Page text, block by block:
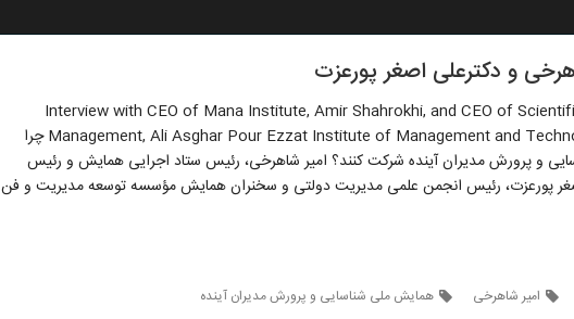
و دکترعلی اصغر پورعزت
Interview with CEO of Mana Institute, Amir Shahrokhi, and CEO of
Management, Ali Asghar Pour Ezzat Institute of Management and Technology Development (Mana) چرا
و پرورش مدیران آینده شرکت کنند؟ امیر شاهرخی، رئیس ستاد اجرایی همایش و رئیس
پورعزت، رئیس انجمن علمی مدیریت دولتی و سخنران همایش مؤسسه‌ توسعه مدیریت و فن
امیر شاهرخی
همایش ملی شناسایی و پرورش مدیران آینده